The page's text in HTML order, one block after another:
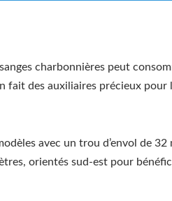
charbonnières peut
fait des auxiliaires précieux pour
avec un trou d’envol de 32
orientés sud-est pour